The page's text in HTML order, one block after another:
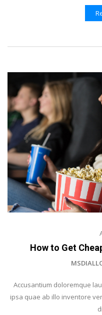
How to Get
Accusantium doloremque
ipsa quae ab illo inventore